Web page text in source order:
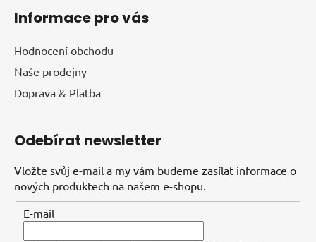
Informace pro vás
Hodnocení obchodu
Naše prodejny
Doprava & Platba
Odebírat newsletter
Vložte svůj e-mail a my vám budeme zasílat informace o
nových produktech na našem e-shopu.
E-mail